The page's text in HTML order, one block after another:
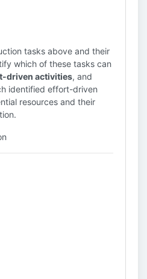
tasks above and their
which of these tasks can
driven activities, and
identified effort-driven
resources and their